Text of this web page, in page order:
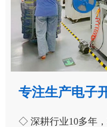
专注生产电子
◇ 深耕行业10多年